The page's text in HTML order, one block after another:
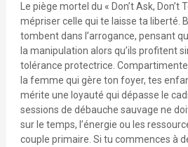
Le piège mortel du « Don’t Ask, Don’t
mépriser celle qui te laisse ta liberté.
tombent dans l’arrogance, pensant
la manipulation alors qu’ils profitent
tolérance protectrice.
la femme qui gère ton foyer, tes
mérite une loyauté qui dépasse le
sessions de débauche sauvage ne
sur le temps, l’énergie ou les
couple primaire. Si tu commences à